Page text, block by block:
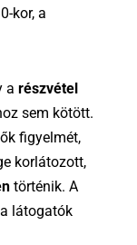
kor, a
a részvétel
sem kötött.
figyelmét,
korlátozott,
történik. A
látogatók